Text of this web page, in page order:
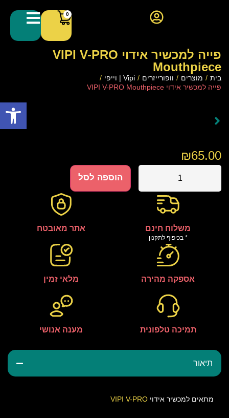
0
פייה למכשיר אידוי VIPI V-PRO
Mouthpiece
בית / מוצרים / וופורייזרים / Vipi | וייפי
/
פייה למכשיר אידוי VIPI V-PRO Mouthpiece
תיאור
מתאים למכשיר אידוי VIPI V-PRO
₪65.00
הוספה לסל
משלוח חינם
* בכיפוף לתקנון
אתר מאובטח
אספקה מהירה מלאי זמין
תמיכה טלפונית מענה אנושי
פתח